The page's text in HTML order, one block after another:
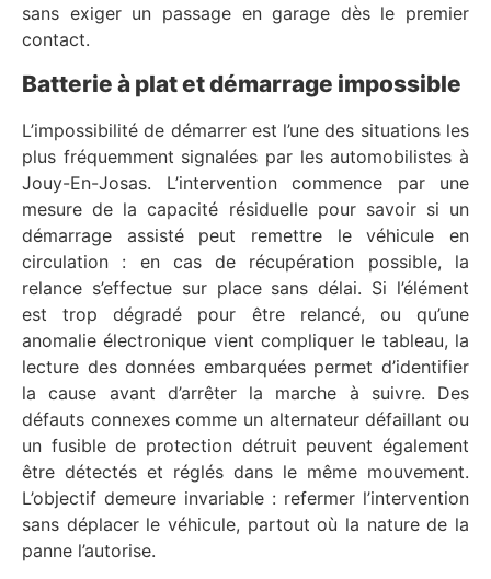
sans exiger un passage en garage dès le premier
contact.
Batterie à plat et démarrage impossible
L’impossibilité de démarrer est l’une des situations les
plus fréquemment signalées par les automobilistes à
Jouy-En-Josas. L’intervention commence par une
mesure de la capacité résiduelle pour savoir si un
démarrage assisté peut remettre le véhicule en
circulation : en cas de récupération possible, la
relance s’effectue sur place sans délai. Si l’élément
est trop dégradé pour être relancé, ou qu’une
anomalie électronique vient compliquer le tableau, la
lecture des données embarquées permet d’identifier
la cause avant d’arrêter la marche à suivre. Des
défauts connexes comme un alternateur défaillant ou
un fusible de protection détruit peuvent également
être détectés et réglés dans le même mouvement.
L’objectif demeure invariable : refermer l’intervention
sans déplacer le véhicule, partout où la nature de la
panne l’autorise.